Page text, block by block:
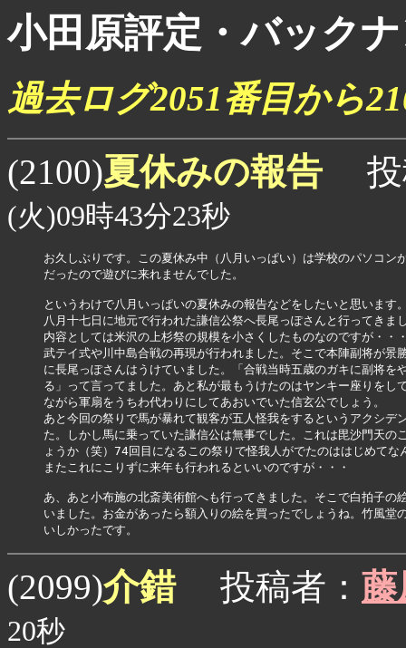
小田原評定・バック
過去ログ2051番目から
(2100)夏休みの報告 投
(火)09時43分23秒
お久しぶりです。この夏休み中（八月いっぱい）は学校のパソコン
だったので遊びに来れませんでした。
というわけで八月いっぱいの夏休みの報告などをしたいと思います
八月十七日に地元で行われた謙信公祭へ長尾っぽさんと行ってきま
内容としては米沢の上杉祭の規模を小さくしたものなのですが・・
武テイ式や川中島合戦の再現が行われました。そこで本陣副将が景
に長尾っぽさんはうけていました。「合戦当時五歳のガキに副将を
る」って言ってました。あと私が最もうけたのはヤンキー座りをし
ながら軍扇をうちわ代わりにしてあおいでいた信玄公でしょう。
あと今回の祭りで馬が暴れて観客が五人怪我をするというアクシデ
た。しかし馬に乗っていた謙信公は無事でした。これは毘沙門天の
ょうか（笑）74回目になるこの祭りで怪我人がでたのははじめてな
またこれにこりずに来年も行われるといいのですが・・・
あ、あと小布施の北斎美術館へも行ってきました。そこで白拍子の
いました。お金があったら額入りの絵を買ったでしょうね。竹風堂
(2099)介錯 投稿者： 藤
20秒